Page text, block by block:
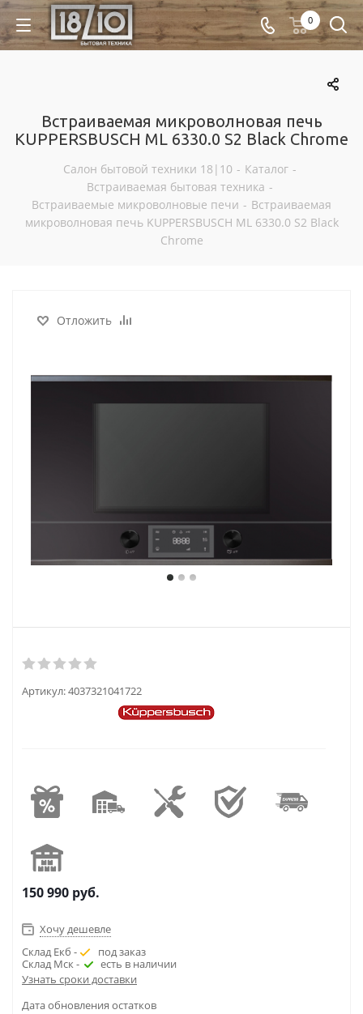
0
Встраиваемая микроволновая печь
KUPPERSBUSCH ML 6330.0 S2 Black Chrome
Салон бытовой техники 18|10 - Каталог -
Встраиваемая бытовая техника -
Встраиваемые микроволновые печи - Встраиваемая
микроволновая печь KUPPERSBUSCH ML 6330.0 S2 Black
Chrome
Отложить
Артикул:4037321041722
150 990 руб.
Хочу дешевле
Склад Екб -
под заказ
Склад Мск -
есть в наличии
Узнать сроки доставки
Дата обновления остатков